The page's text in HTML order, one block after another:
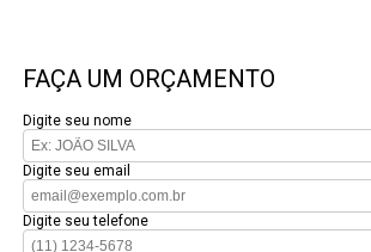
FAÇA UM ORÇAMENTO
Digite seu nome
Digite seu email
Digite seu telefone